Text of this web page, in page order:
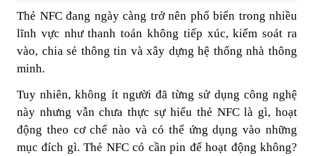
Thẻ NFC đang ngày càng trở nên phổ biến trong nhiều
lĩnh vực như thanh toán không tiếp xúc, kiểm soát ra
vào, chia sẻ thông tin và xây dựng hệ thống nhà thông
minh.
Tuy nhiên, không ít người đã từng sử dụng công nghệ
này nhưng vẫn chưa thực sự hiểu thẻ NFC là gì, hoạt
động theo cơ chế nào và có thể ứng dụng vào những
mục đích gì. Thẻ NFC có cần pin để hoạt động không?